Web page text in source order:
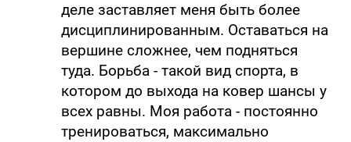
деле заставляет меня быть более
дисциплинированным. Оставаться на
вершине сложнее, чем подняться
туда. Борьба - такой вид спорта, в
котором до выхода на ковер шансы у
всех равны. Моя работа - постоянно
тренироваться, максимально